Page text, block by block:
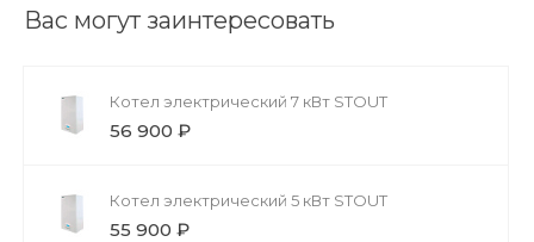
Вас могут заинтересовать
Котел электрический 7 кВт STOUT
56 900 ₽
Котел электрический 5 кВт STOUT
55 900 ₽